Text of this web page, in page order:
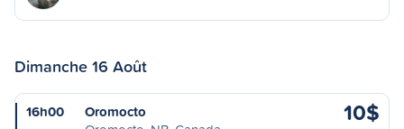
Dimanche 16 Août
16h00
Oromocto
10$